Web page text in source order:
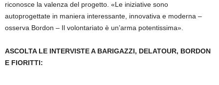
riconosce la valenza del progetto. «Le iniziative sono
autoprogettate in maniera interessante, innovativa e moderna –
osserva Bordon – Il volontariato è un’arma potentissima».
ASCOLTA LE INTERVISTE A BARIGAZZI, DELATOUR, BORDON
E FIORITTI: